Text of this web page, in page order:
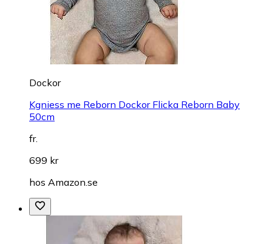
Dockor
Kgniess me Reborn Dockor Flicka Reborn Baby
50cm
fr.
699 kr
hos Amazon.se